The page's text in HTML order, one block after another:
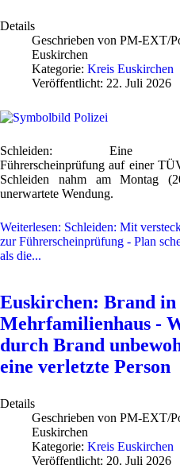
Details
Geschrieben von PM-EXT/
Euskirchen
Kategorie: Kreis Euskirchen
Veröffentlicht: 22. Juli 2026
Schleiden: Eine
Führerscheinprüfung auf einer
Schleiden nahm am Montag
unerwartete Wendung.
Weiterlesen: Schleiden: Mit
zur Führerscheinprüfung - Plan
als die...
Euskirchen: Brand in
Mehrfamilienhaus -
durch Brand
eine verletzte Person
Details
Geschrieben von PM-EXT/
Euskirchen
Kategorie: Kreis Euskirchen
Veröffentlicht: 20. Juli 2026